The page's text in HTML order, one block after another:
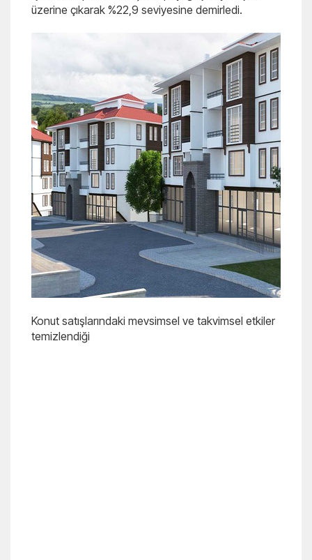
üzerine çıkarak %22,9 seviyesine demirledi.
Konut satışlarındaki mevsimsel ve takvimsel etkiler
temizlendiği